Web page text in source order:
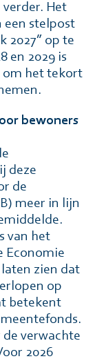
Het
een stelpost
2027” op te
en 2029 is
om het tekort
bewoners
deze
de
meer in lijn
van het
Economie
laten zien dat
op
betekent
verwachte
2026